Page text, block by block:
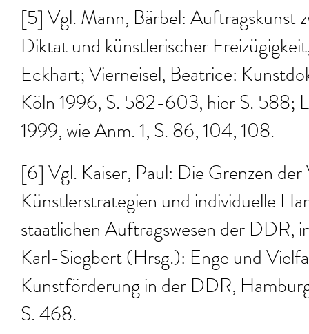
[5] Vgl. Mann, Bärbel: Auftragskunst
Diktat und künstlerischer
Eckhart; Vierneisel, Beatrice:
Köln 1996, S. 582-603, hier S. 588;
1999, wie Anm. 1, S. 86, 104, 108.
[6] Vgl. Kaiser, Paul: Die Grenzen
Künstlerstrategien und individuelle
staatlichen Auftragswesen der DDR,
Karl-Siegbert (Hrsg.): Enge und
Kunstförderung in der DDR,
S. 468.